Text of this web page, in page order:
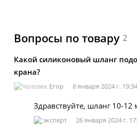
Вопросы по товару 2
Какой силиконовый шланг
крана?
Егор 8 января 2024 г. 19:34
Здравствуйте, шланг 10-12
эксперт 26 января 2024 г.